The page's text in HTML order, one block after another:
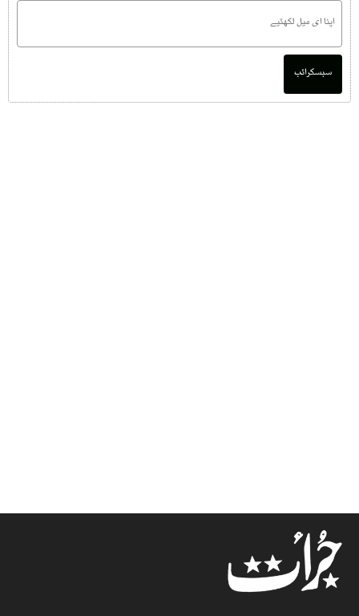
سبسکرائب